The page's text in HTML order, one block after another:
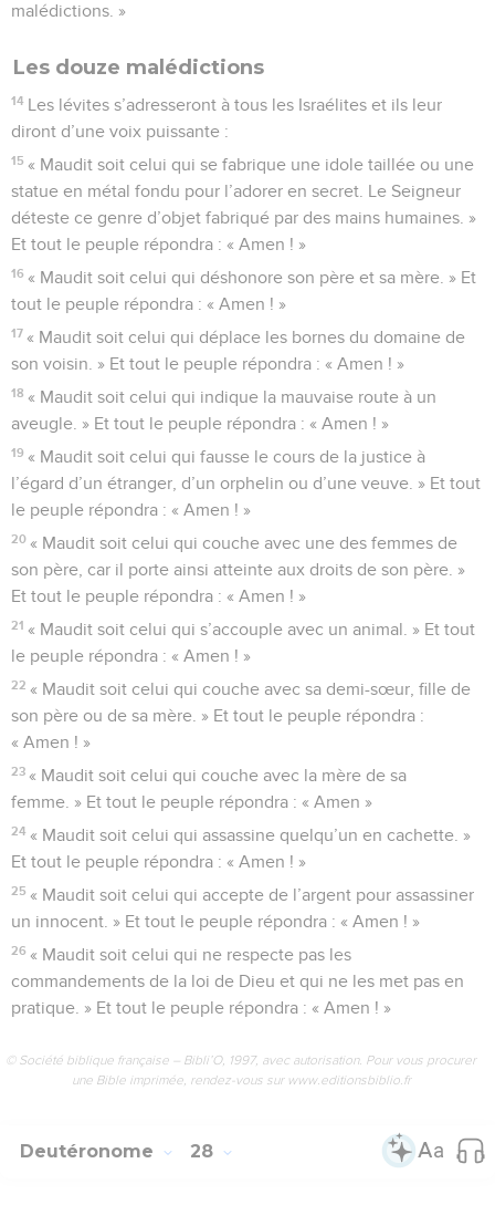
malédictions. »
Les douze malédictions
14 Les lévites s’adresseront à tous les Israélites et ils leur
diront d’une voix puissante :
15 « Maudit soit celui qui se fabrique une idole taillée ou une
statue en métal fondu pour l’adorer en secret. Le Seigneur
déteste ce genre d’objet fabriqué par des mains humaines. »
Et tout le peuple répondra : « Amen ! »
16 « Maudit soit celui qui déshonore son père et sa mère. » Et
tout le peuple répondra : « Amen ! »
17 « Maudit soit celui qui déplace les bornes du domaine de
son voisin. » Et tout le peuple répondra : « Amen ! »
18 « Maudit soit celui qui indique la mauvaise route à un
aveugle. » Et tout le peuple répondra : « Amen ! »
19 « Maudit soit celui qui fausse le cours de la justice à
l’égard d’un étranger, d’un orphelin ou d’une veuve. » Et tout
le peuple répondra : « Amen ! »
20 « Maudit soit celui qui couche avec une des femmes de
son père, car il porte ainsi atteinte aux droits de son père. »
Et tout le peuple répondra : « Amen ! »
21 « Maudit soit celui qui s’accouple avec un animal. » Et tout
le peuple répondra : « Amen ! »
22 « Maudit soit celui qui couche avec sa demi-sœur, fille de
son père ou de sa mère. » Et tout le peuple répondra :
« Amen ! »
23 « Maudit soit celui qui couche avec la mère de sa
femme. » Et tout le peuple répondra : « Amen »
24 « Maudit soit celui qui assassine quelqu’un en cachette. »
Et tout le peuple répondra : « Amen ! »
25 « Maudit soit celui qui accepte de l’argent pour assassiner
un innocent. » Et tout le peuple répondra : « Amen ! »
26 « Maudit soit celui qui ne respecte pas les
commandements de la loi de Dieu et qui ne les met pas en
pratique. » Et tout le peuple répondra : « Amen ! »
© Société biblique française – Bibli’O, 1997, avec autorisation. Pour vous procurer
une Bible imprimée, rendez-vous sur www.editionsbiblio.fr
Deutéronome 28